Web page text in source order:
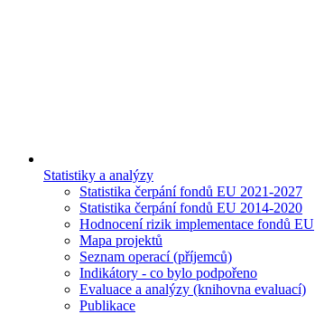
Statistiky a analýzy
Statistika čerpání fondů EU 2021-2027
Statistika čerpání fondů EU 2014-2020
Hodnocení rizik implementace fondů EU
Mapa projektů
Seznam operací (příjemců)
Indikátory - co bylo podpořeno
Evaluace a analýzy (knihovna evaluací)
Publikace